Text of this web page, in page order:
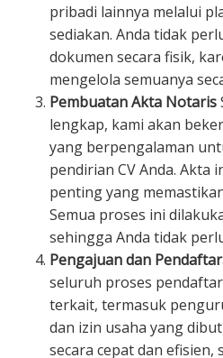
pribadi lainnya melalui
sediakan. Anda tidak
dokumen secara fisik,
mengelola semuanya
Pembuatan Akta Notaris
lengkap, kami akan
yang berpengalaman
pendirian CV Anda. Akta
penting yang
Semua proses ini
sehingga Anda tidak
Pengajuan dan
seluruh proses
terkait, termasuk
dan izin usaha yang
secara cepat dan efisien,